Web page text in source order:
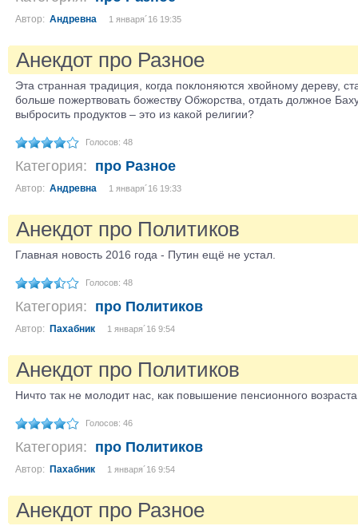
Автор: Андревна 1 января´16 19:35
Анекдот про Разное
Эта странная традиция, когда поклоняются хвойному дереву,
больше пожертвовать божеству Обжорства, отдать должное
выбросить продуктов – это из какой религии?
Голосов: 48
Категория: про Разное
Автор: Андревна 1 января´16 19:33
Анекдот про Политиков
Главная новость 2016 года - Путин ещё не устал.
Голосов: 48
Категория: про Политиков
Автор: Пахабник 1 января´16 9:54
Анекдот про Политиков
Ничто так не молодит нас, как повышение пенсионного
Голосов: 46
Категория: про Политиков
Автор: Пахабник 1 января´16 9:54
Анекдот про Разное